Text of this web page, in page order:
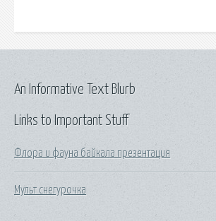
Links to Important Stuff
Флора и фауна байкала презентация
Мульт снегурочка
An Informative Text Blurb